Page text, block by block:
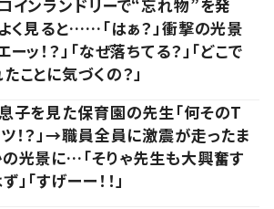
インランドリーで“忘れ物”を発
く見ると……「はぁ？」衝撃の光景
ーッ！？」「なぜ落ちてる？」「どこで
ことに気づくの？」
子を見た保育園の先生「何そのT
！？」→職員全員に激震が走ったま
光景に…「そりゃ先生も大興奮す
」「すげーー！！」